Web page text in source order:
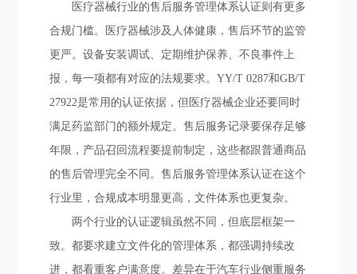
医疗器械行业的售后服务管理体系认证则有更多
合规门槛。医疗器械涉及人体健康，售后环节的监管
更严。设备安装调试、定期维护保养、不良事件上
报，每一项都有对应的法规要求。YY/T 0287和GB/T
27922是常用的认证依据，但医疗器械企业还要同时
满足药监部门的额外规定。售后服务记录要保存足够
年限，产品召回流程要提前制定，这些都跟普通商品
的售后管理完全不同。售后服务管理体系认证在这个
行业里，合规成本明显更高，文件体系也更复杂。
两个行业的认证逻辑虽然不同，但底层框架一
致。都要求建立文件化的管理体系，都强调持续改
进，都看重客户满意度。差异在于汽车行业侧重服务